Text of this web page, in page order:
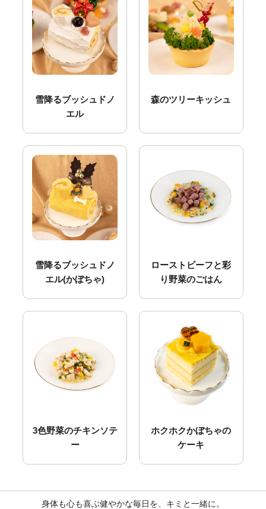
雪降るブッシュドノ
エル
森のツリーキッシュ
雪降るブッシュドノ
エル(かぼちゃ)
ローストビーフと彩
り野菜のごはん
3色野菜のチキンソテ
ー
ホクホクかぼちゃの
ケーキ
身体も心も喜ぶ健やかな毎日を、キミと一緒に。